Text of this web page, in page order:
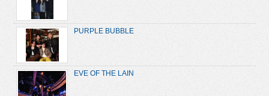
PURPLE BUBBLE
EVE OF THE LAIN